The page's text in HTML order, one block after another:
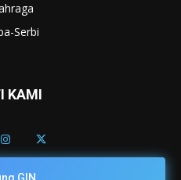
Serbi
KAMI